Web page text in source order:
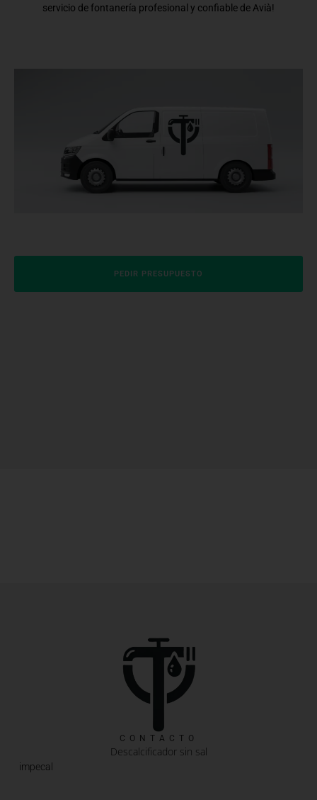
servicio de fontanería profesional y confiable de Avià!
PEDIR PRESUPUESTO
CONTACTO
Descalcificador sin sal
impecal